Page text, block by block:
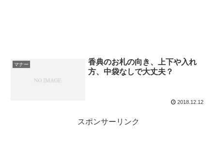
マナー
香典のお札の向き、上下や入れ
方、中袋なしで大丈夫？
2018.12.12
スポンサーリンク